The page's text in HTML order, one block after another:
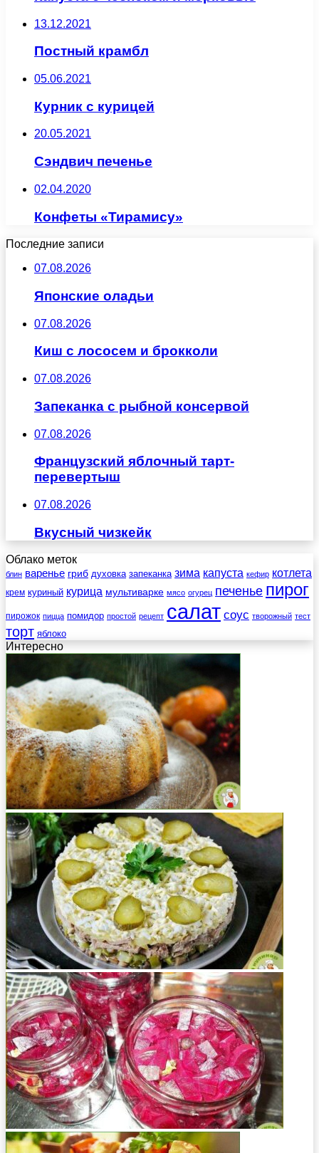
13.12.2021
Постный крамбл
05.06.2021
Курник с курицей
20.05.2021
Сэндвич печенье
02.04.2020
Конфеты «Тирамису»
Последние записи
07.08.2026
Японские оладьи
07.08.2026
Киш с лососем и брокколи
07.08.2026
Запеканка с рыбной консервой
07.08.2026
Французский яблочный тарт-
перевертыш
07.08.2026
Вкусный чизкейк
Облако меток
блин варенье гриб духовка запеканка зима капуста кефир котлета
крем куриный курица мультиварке мясо огурец печенье пирог
пирожок пицца помидор простой рецепт салат соус творожный тест
торт яблоко
Интересно